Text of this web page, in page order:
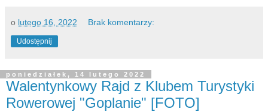
o lutego 16, 2022 Brak komentarzy:
Udostępnij
poniedziałek, 14 lutego 2022
Walentynkowy Rajd z Klubem Turystyki
Rowerowej "Goplanie" [FOTO]